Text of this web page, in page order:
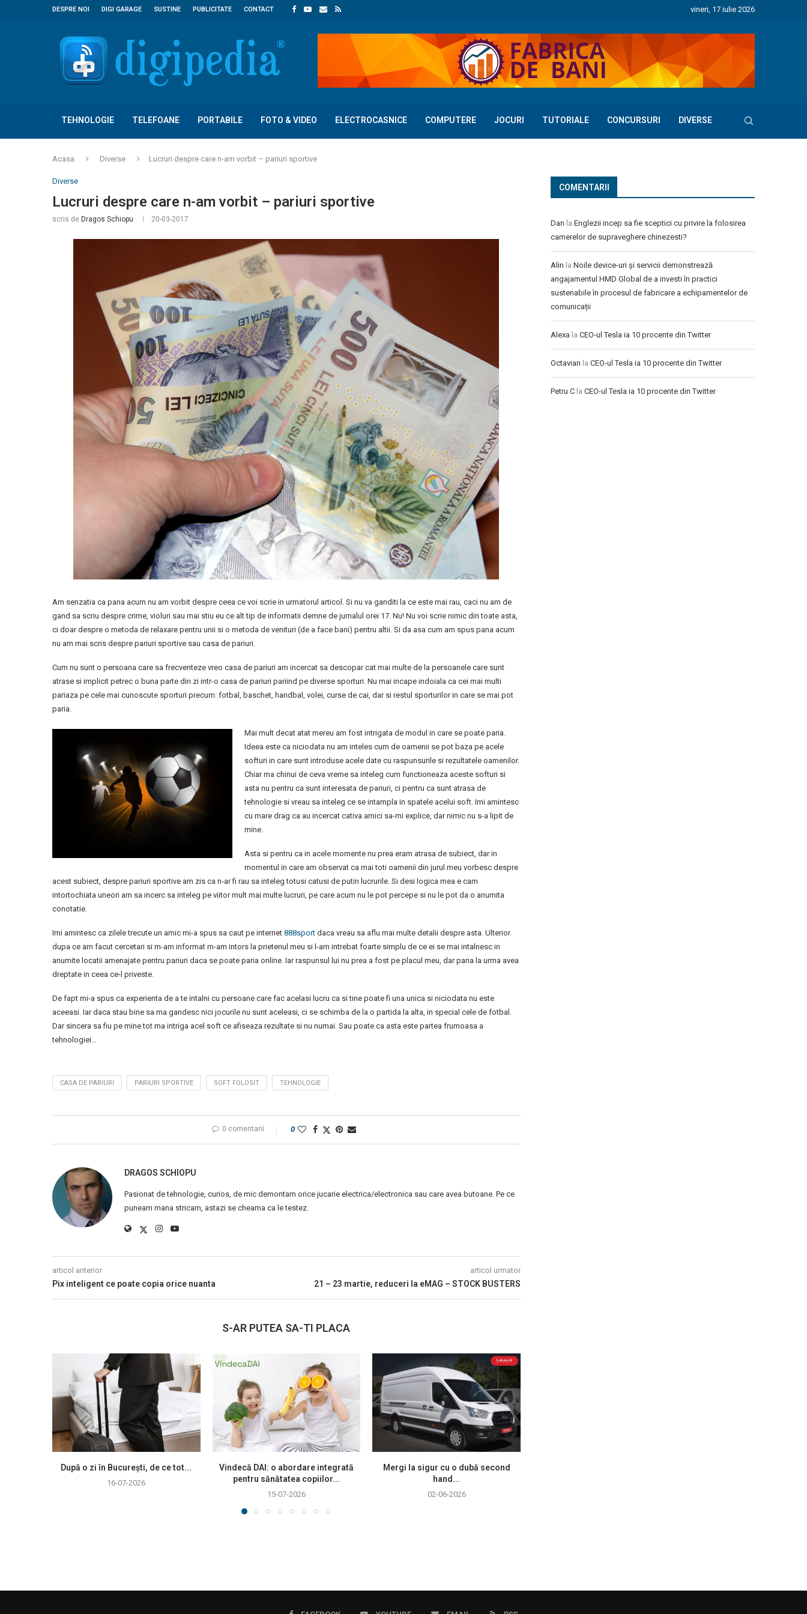
DESPRE NOI DIGI GARAGE SUSTINE PUBLICITATE CONTACT vineri, 17 iulie 2026
TEHNOLOGIE TELEFOANE PORTABILE FOTO & VIDEO ELECTROCASNICE COMPUTERE JOCURI TUTORIALE CONCURSURI DIVERSE
Acasa Diverse Lucruri despre care n-am vorbit – pariuri sportive
Diverse
Lucruri despre care n-am vorbit – pariuri sportive
scris de Dragos Schiopu 20-03-2017
Am senzatia ca pana acum nu am vorbit despre ceea ce voi scrie in urmatorul articol. Si nu va ganditi la ce este mai rau, caci nu am de
gand sa scriu despre crime, violuri sau mai stiu eu ce alt tip de informatii demne de jurnalul orei 17. Nu! Nu voi scrie nimic din toate asta,
ci doar despre o metoda de relaxare pentru unii si o metoda de venituri (de a face bani) pentru altii. Si da asa cum am spus pana acum
nu am mai scris despre pariuri sportive sau casa de pariuri.
Cum nu sunt o persoana care sa frecventeze vreo casa de pariuri am incercat sa descopar cat mai multe de la persoanele care sunt
atrase si implicit petrec o buna parte din zi intr-o casa de pariuri pariind pe diverse sporturi. Nu mai incape indoiala ca cei mai multi
pariaza pe cele mai cunoscute sporturi precum: fotbal, baschet, handbal, volei, curse de cai, dar si restul sporturilor in care se mai pot
paria.
Mai mult decat atat mereu am fost intrigata de modul in care se poate paria.
Ideea este ca niciodata nu am inteles cum de oamenii se pot baza pe acele
softuri in care sunt introduse acele date cu raspunsurile si rezultatele oamenilor.
Chiar ma chinui de ceva vreme sa inteleg cum functioneaza aceste softuri si
asta nu pentru ca sunt interesata de pariuri, ci pentru ca sunt atrasa de
tehnologie si vreau sa inteleg ce se intampla in spatele acelui soft. Imi amintesc
cu mare drag ca au incercat cativa amici sa-mi explice, dar nimic nu s-a lipit de
mine.
Asta si pentru ca in acele momente nu prea eram atrasa de subiect, dar in
momentul in care am observat ca mai toti oamenii din jurul meu vorbesc despre
acest subiect, despre pariuri sportive am zis ca n-ar fi rau sa inteleg totusi catusi de putin lucrurile. Si desi logica mea e cam
intortochiata uneori am sa incerc sa inteleg pe viitor mult mai multe lucruri, pe care acum nu le pot percepe si nu le pot da o anumita
conotatie.
Imi amintesc ca zilele trecute un amic mi-a spus sa caut pe internet 888sport daca vreau sa aflu mai multe detalii despre asta. Ulterior
dupa ce am facut cercetari si m-am informat m-am intors la prietenul meu si l-am intrebat foarte simplu de ce ei se mai intalnesc in
anumite locatii amenajate pentru pariuri daca se poate paria online. Iar raspunsul lui nu prea a fost pe placul meu, dar pana la urma avea
dreptate in ceea ce-l priveste.
De fapt mi-a spus ca experienta de a te intalni cu persoane care fac acelasi lucru ca si tine poate fi una unica si niciodata nu este
aceeasi. Iar daca stau bine sa ma gandesc nici jocurile nu sunt aceleasi, ci se schimba de la o partida la alta, in special cele de fotbal.
Dar sincera sa fiu pe mine tot ma intriga acel soft ce afiseaza rezultate si nu numai. Sau poate ca asta este partea frumoasa a
tehnologiei…
CASA DE PARIURI PARIURI SPORTIVE SOFT FOLOSIT TEHNOLOGIE
0 comentarii 0
DRAGOS SCHIOPU
Pasionat de tehnologie, curios, de mic demontam orice jucarie electrica/electronica sau care avea butoane. Pe ce
puneam mana stricam, astazi se cheama ca le testez.
articol anterior
Pix inteligent ce poate copia orice nuanta
articol urmator
21 – 23 martie, reduceri la eMAG – STOCK BUSTERS
S-AR PUTEA SA-TI PLACA
După o zi în București, de ce tot...
16-07-2026
Vindecă DAI: o abordare integrată
pentru sănătatea copiilor...
15-07-2026
Mergi la sigur cu o dubă second
hand...
02-06-2026
COMENTARII
Dan la Englezii incep sa fie sceptici cu privire la folosirea
camerelor de supraveghere chinezesti?
Alin la Noile device-uri și servicii demonstrează
angajamentul HMD Global de a investi în practici
sustenabile în procesul de fabricare a echipamentelor de
comunicații
Alexa la CEO-ul Tesla ia 10 procente din Twitter
Octavian la CEO-ul Tesla ia 10 procente din Twitter
Petru C la CEO-ul Tesla ia 10 procente din Twitter